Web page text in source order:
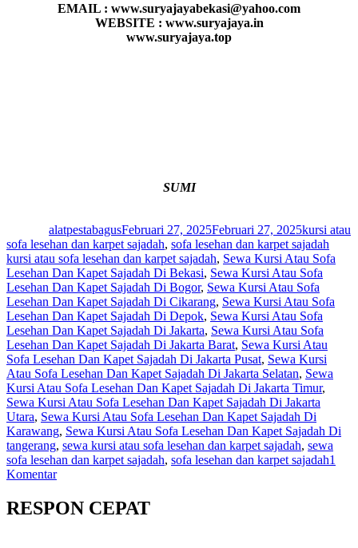
EMAIL : www.suryajayabekasi@yahoo.com
WEBSITE : www.suryajaya.in
www.suryajaya.top
SUMI
alatpestabagusFebruari 27, 2025Februari 27, 2025kursi atau
sofa lesehan dan karpet sajadah, sofa lesehan dan karpet sajadah
kursi atau sofa lesehan dan karpet sajadah, Sewa Kursi Atau Sofa
Lesehan Dan Kapet Sajadah Di Bekasi, Sewa Kursi Atau Sofa
Lesehan Dan Kapet Sajadah Di Bogor, Sewa Kursi Atau Sofa
Lesehan Dan Kapet Sajadah Di Cikarang, Sewa Kursi Atau Sofa
Lesehan Dan Kapet Sajadah Di Depok, Sewa Kursi Atau Sofa
Lesehan Dan Kapet Sajadah Di Jakarta, Sewa Kursi Atau Sofa
Lesehan Dan Kapet Sajadah Di Jakarta Barat, Sewa Kursi Atau
Sofa Lesehan Dan Kapet Sajadah Di Jakarta Pusat, Sewa Kursi
Atau Sofa Lesehan Dan Kapet Sajadah Di Jakarta Selatan, Sewa
Kursi Atau Sofa Lesehan Dan Kapet Sajadah Di Jakarta Timur,
Sewa Kursi Atau Sofa Lesehan Dan Kapet Sajadah Di Jakarta
Utara, Sewa Kursi Atau Sofa Lesehan Dan Kapet Sajadah Di
Karawang, Sewa Kursi Atau Sofa Lesehan Dan Kapet Sajadah Di
tangerang, sewa kursi atau sofa lesehan dan karpet sajadah, sewa
sofa lesehan dan karpet sajadah, sofa lesehan dan karpet sajadah1
Komentarpada
Kursi
Atau
RESPON CEPAT